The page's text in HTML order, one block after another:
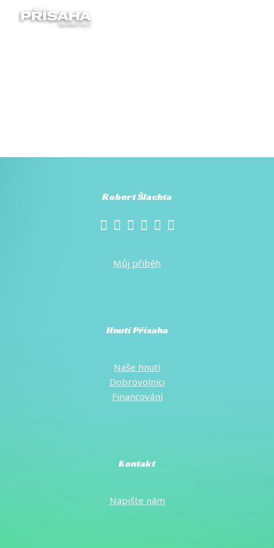
Robert Šlachta
Můj příběh
Hnutí Přísaha
Naše hnutí
Dobrovolníci
Financování
Kontakt
Napište nám